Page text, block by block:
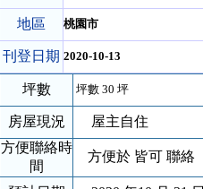
地區 桃園市
刊登日期 2020-10-13
坪數 坪數 30 坪
房屋現況
屋主自住
方便聯絡時
間
方便於 皆可 聯絡